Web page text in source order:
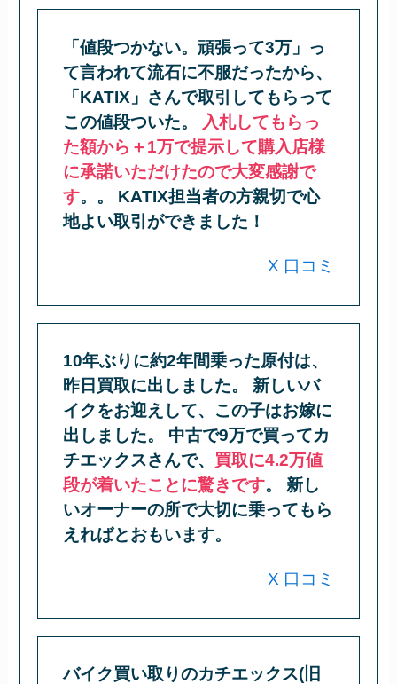
「値段つかない。頑張って3万」っ
て言われて流石に不服だったから、
「KATIX」さんで取引してもらって
この値段ついた。
入札してもらっ
た額から＋1万で提示して購入店様
に承諾いただけたので大変感謝で
す。。 KATIX担当者の方親切で心
地よい取引ができました！
X 口コミ
10年ぶりに約2年間乗った原付は、
昨日買取に出しました。 新しいバ
イクをお迎えして、この子はお嫁に
出しました。 中古で9万で買ってカ
チエックスさんで、 買取に4.2万値
段が着いたことに驚きです。 新し
いオーナーの所で大切に乗ってもら
えればとおもいます。
X 口コミ
バイク買い取りのカチエックス(旧